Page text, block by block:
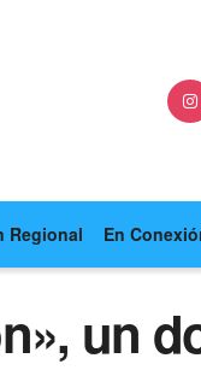
Regional En
un